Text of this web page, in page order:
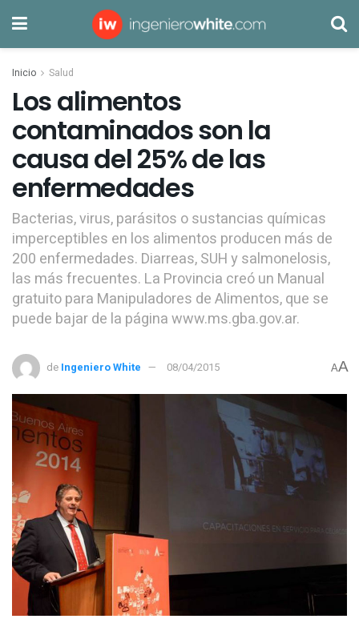
Inicio Salud
Los alimentos
contaminados son la
causa del 25% de las
enfermedades
Bacterias, virus, parásitos o sustancias químicas
imperceptibles en los alimentos producen más de
200 enfermedades. Diarreas, SUH y salmonelosis,
las más frecuentes. La Provincia creó un Manual
gratuito para Manipuladores de Alimentos, que se
puede bajar de la página www.ms.gba.gov.ar.
de Ingeniero White 08/04/2015 AA